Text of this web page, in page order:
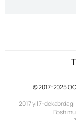
© 2017-2025
2017 yil 7-
Bosh